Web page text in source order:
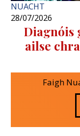
NUACHT
28/07/2026
Diagnóis
ailse
Faigh